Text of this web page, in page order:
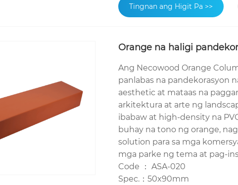
Tingnan ang Higit Pa >>
Orange na haligi
Ang Necowood Orange
panlabas na pandekorasyon
aesthetic at mataas na
arkitektura at arte ng
ibabaw at high-density na
buhay na tono ng orange,
solution para sa mga
mga parke ng tema at pag-
Code ： ASA-020
Spec.：50x90mm